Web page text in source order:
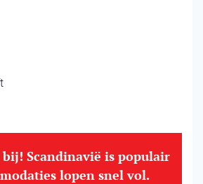
bij! Scandinavië is populair
lopen snel vol.